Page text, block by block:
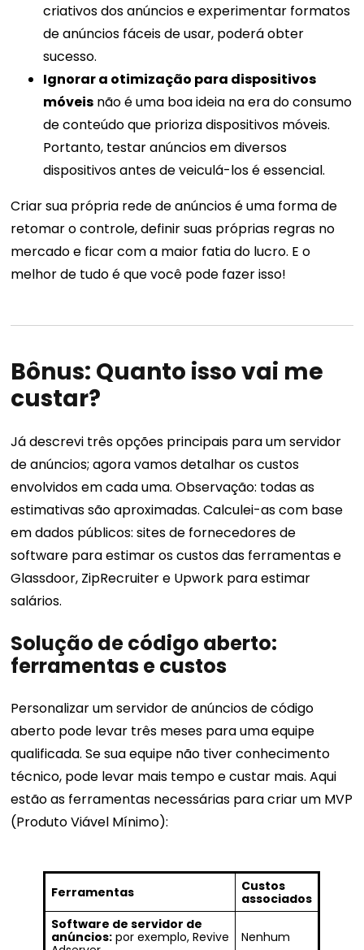
criativos dos anúncios e experimentar formatos
de anúncios fáceis de usar, poderá obter
sucesso.
Ignorar a otimização para dispositivos
móveis não é uma boa ideia na era do consumo
de conteúdo que prioriza dispositivos móveis.
Portanto, testar anúncios em diversos
dispositivos antes de veiculá-los é essencial.
Criar sua própria rede de anúncios é uma forma de
retomar o controle, definir suas próprias regras no
mercado e ficar com a maior fatia do lucro. E o
melhor de tudo é que você pode fazer isso!
Bônus: Quanto isso vai me
custar?
Já descrevi três opções principais para um servidor
de anúncios; agora vamos detalhar os custos
envolvidos em cada uma. Observação: todas as
estimativas são aproximadas. Calculei-as com base
em dados públicos: sites de fornecedores de
software para estimar os custos das ferramentas e
Glassdoor, ZipRecruiter e Upwork para estimar
salários.
Solução de código aberto:
ferramentas e custos
Personalizar um servidor de anúncios de código
aberto pode levar três meses para uma equipe
qualificada. Se sua equipe não tiver conhecimento
técnico, pode levar mais tempo e custar mais. Aqui
estão as ferramentas necessárias para criar um MVP
(Produto Viável Mínimo):
Ferramentas
Custos
associados
Software de servidor de
anúncios: por exemplo, Revive
Nenhum